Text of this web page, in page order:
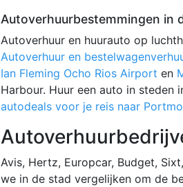
Autoverhuurbestemmingen in
Autoverhuur en huurauto op
Autoverhuur en
Ian Fleming Ocho Rios Airport en
Harbour. Huur een auto in steden
autodeals voor je reis naar
Avis, Hertz, Europcar, Budget,
we in de stad vergelijken om de